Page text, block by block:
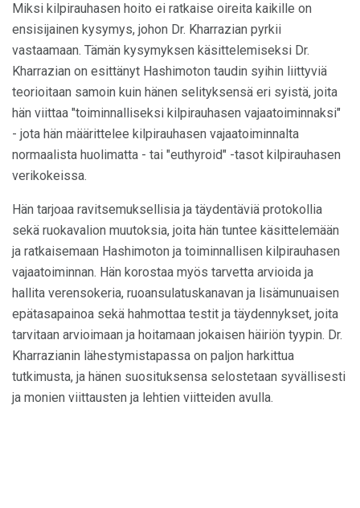
Miksi kilpirauhasen hoito ei ratkaise oireita kaikille on
ensisijainen kysymys, johon Dr. Kharrazian pyrkii
vastaamaan. Tämän kysymyksen käsittelemiseksi Dr.
Kharrazian on esittänyt Hashimoton taudin syihin liittyviä
teorioitaan samoin kuin hänen selityksensä eri syistä, joita
hän viittaa "toiminnalliseksi kilpirauhasen vajaatoiminnaksi"
- jota hän määrittelee kilpirauhasen vajaatoiminnalta
normaalista huolimatta - tai "euthyroid" -tasot kilpirauhasen
verikokeissa.
Hän tarjoaa ravitsemuksellisia ja täydentäviä protokollia
sekä ruokavalion muutoksia, joita hän tuntee käsittelemään
ja ratkaisemaan Hashimoton ja toiminnallisen kilpirauhasen
vajaatoiminnan. Hän korostaa myös tarvetta arvioida ja
hallita verensokeria, ruoansulatuskanavan ja lisämunuaisen
epätasapainoa sekä hahmottaa testit ja täydennykset, joita
tarvitaan arvioimaan ja hoitamaan jokaisen häiriön tyypin. Dr.
Kharrazianin lähestymistapassa on paljon harkittua
tutkimusta, ja hänen suosituksensa selostetaan syvällisesti
ja monien viittausten ja lehtien viitteiden avulla.